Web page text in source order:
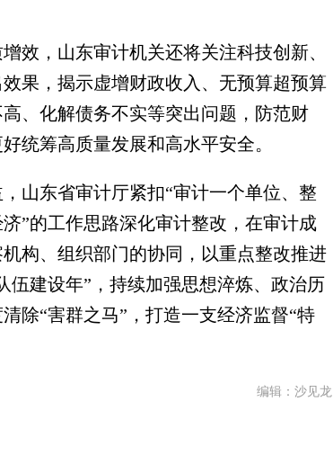
，山东审计机关还将关注科技创新、
果，揭示虚增财政收入、无预算超预算
、化解债务不实等突出问题，防范财
统筹高质量发展和高水平安全。
东省审计厅紧扣“审计一个单位、整
”的工作思路深化审计整改，在审计成
构、组织部门的协同，以重点整改推进
伍建设年”，持续加强思想淬炼、政治历
除“害群之马”，打造一支经济监督“特
编辑：沙见龙